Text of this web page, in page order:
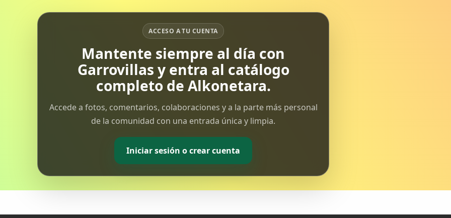
ACCESO A TU CUENTA
Mantente siempre al día con
Garrovillas y entra al catálogo
completo de Alkonetara.
Accede a fotos, comentarios, colaboraciones y a la parte más personal
de la comunidad con una entrada única y limpia.
Iniciar sesión o crear cuenta